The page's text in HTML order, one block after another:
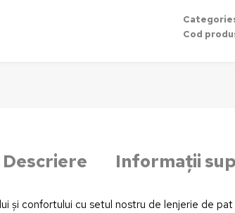
Cod
Descriere Informații
și confortului cu setul nostru de lenjerie de